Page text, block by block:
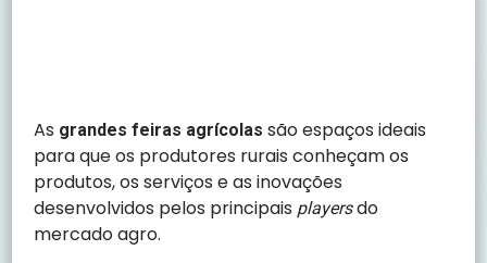
As grandes feiras agrícolas são espaços ideais
para que os produtores rurais conheçam os
produtos, os serviços e as inovações
desenvolvidos pelos principais playersdo
mercado agro.